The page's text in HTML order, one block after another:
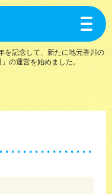
toggle
を記念して、新たに地元香川の
の運営を始めました。